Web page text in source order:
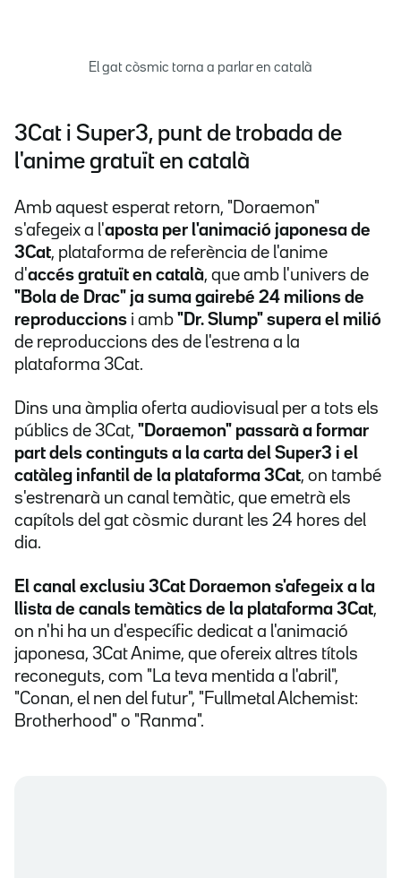
El gat còsmic torna a parlar en català
3Cat i Super3, punt de trobada de
l'anime gratuït en català
Amb aquest esperat retorn, "Doraemon"
s'afegeix a l'aposta per l'animació japonesa de
3Cat, plataforma de referència de l'anime
d'accés gratuït en català, que amb l'univers de
"Bola de Drac" ja suma gairebé 24 milions de
reproduccions i amb "Dr. Slump" supera el milió
de reproduccions des de l'estrena a la
plataforma 3Cat.
Dins una àmplia oferta audiovisual per a tots els
públics de 3Cat, "Doraemon" passarà a formar
part dels continguts a la carta del Super3 i el
catàleg infantil de la plataforma 3Cat, on també
s'estrenarà un canal temàtic, que emetrà els
capítols del gat còsmic durant les 24 hores del
dia.
El canal exclusiu 3Cat Doraemon s'afegeix a la
llista de canals temàtics de la plataforma 3Cat,
on n'hi ha un d'específic dedicat a l'animació
japonesa, 3Cat Anime, que ofereix altres títols
reconeguts, com "La teva mentida a l'abril",
"Conan, el nen del futur", "Fullmetal Alchemist:
Brotherhood" o "Ranma".